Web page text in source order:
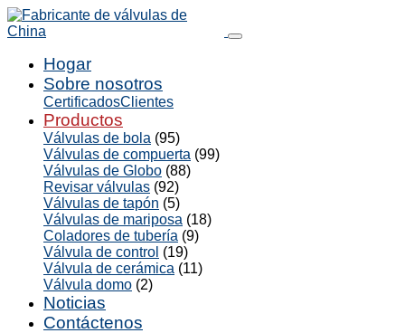
Hogar
Sobre nosotros
CertificadosClientes
Productos
Válvulas de bola (95)
Válvulas de compuerta (99)
Válvulas de Globo (88)
Revisar válvulas (92)
Válvulas de tapón (5)
Válvulas de mariposa (18)
Coladores de tubería (9)
Válvula de control (19)
Válvula de cerámica (11)
Válvula domo (2)
Noticias
Contáctenos